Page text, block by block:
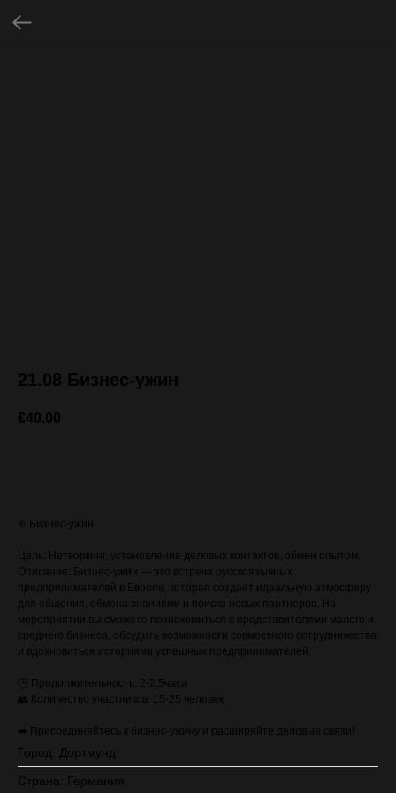
21.08 Бизнес-ужин
€40.00
❇️ Бизнес-ужин
Цель: Нетворкинг, установление деловых контактов, обмен опытом.
Описание: Бизнес-ужин — это встреча русскоязычных
предпринимателей в Европе, которая создает идеальную атмосферу
для общения, обмена знаниями и поиска новых партнеров. На
мероприятии вы сможете познакомиться с представителями малого и
среднего бизнеса, обсудить возможности совместного сотрудничества
и вдохновиться историями успешных предпринимателей.
🕒 Продолжительность: 2-2,5часа
👥 Количество участников: 15-25 человек
➡️ Присоединяйтесь к бизнес-ужину и расширяйте деловые связи!
Город: Дортмунд
Страна: Германия